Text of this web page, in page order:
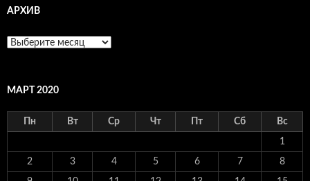
АРХИВ
Архив
МАРТ 2020
Пн Вт Ср Чт Пт Сб Вс
1
2 3 4 5 6 7 8